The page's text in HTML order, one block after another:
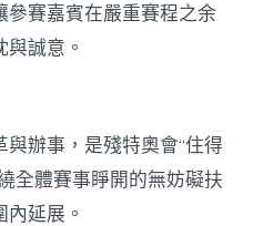
賽嘉賓在嚴重賽程之余
誠意。
辦事，是殘特奧會“住得
全體賽事睜開的無妨礙扶
延展。